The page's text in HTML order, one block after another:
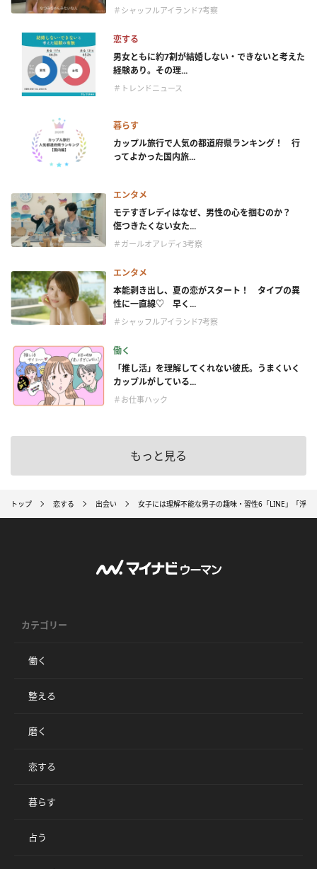
＃シャッフルアイランド7考察
恋する
男女ともに約7割が結婚しない・できないと考えた
経験あり。その理...
＃トレンドニュース
暮らす
カップル旅行で人気の都道府県ランキング！ 行
ってよかった国内旅...
エンタメ
モテすぎレディはなぜ、男性の心を掴むのか？
傷つきたくない女た...
＃ガールオアレディ3考察
エンタメ
本能剥き出し、夏の恋がスタート！ タイプの異
性に一直線♡ 早く...
＃シャッフルアイランド7考察
働く
「推し活」を理解してくれない彼氏。うまくいく
カップルがしている...
＃お仕事ハック
もっと見る
トップ 恋する 出会い 女子には理解不能な男子の趣味・習性6「LINE」「浮気
カテゴリー
働く
整える
磨く
恋する
暮らす
占う